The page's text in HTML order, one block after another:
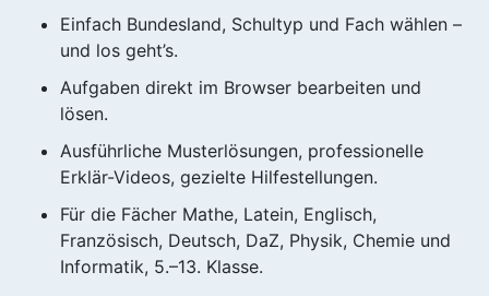
Einfach Bundesland, Schultyp und Fach wählen –
und los geht’s.
Aufgaben direkt im Browser bearbeiten und
lösen.
Ausführliche Musterlösungen, professionelle
Erklär-Videos, gezielte Hilfestellungen.
Für die Fächer Mathe, Latein, Englisch,
Französisch, Deutsch, DaZ, Physik, Chemie und
Informatik, 5.–13. Klasse.